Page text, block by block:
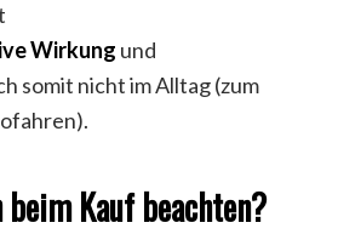
Wirkung und
somit nicht im Alltag (zum
Kauf beachten?